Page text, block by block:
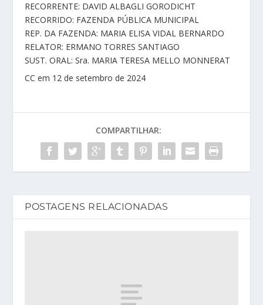
RECORRENTE: DAVID ALBAGLI GORODICHT
RECORRIDO: FAZENDA PÚBLICA MUNICIPAL
REP. DA FAZENDA: MARIA ELISA VIDAL BERNARDO
RELATOR: ERMANO TORRES SANTIAGO
SUST. ORAL: Sra. MARIA TERESA MELLO MONNERAT
CC em 12 de setembro de 2024
COMPARTILHAR:
POSTAGENS RELACIONADAS